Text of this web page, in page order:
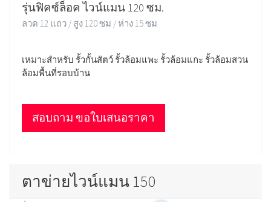
รุ่นฟิคซ์ล็อค ไวน์แมน 120 ซม.
ลวด 12 แถว / สูง 120 ซม / ห่าง 15 ซม
เหมาะสำหรับ รั้วกั้นสัตว์ รั้วล้อมแพะ รั้วล้อมแกะ รั้วล้อมสวน
ล้อมพื้นที่รอบบ้าน
สอบถาม ขอใบเสนอราคา
ตาข่ายไวน์แมน 150